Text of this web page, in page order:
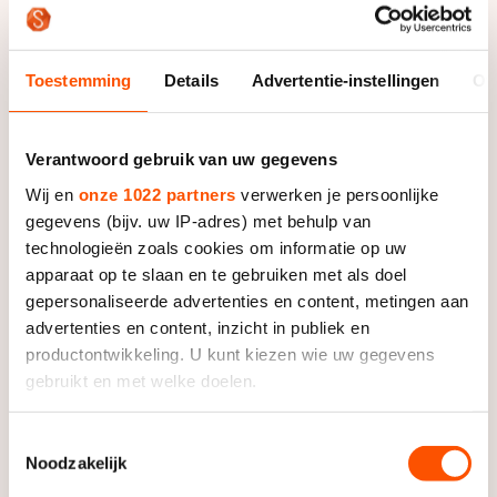
Toestemming Details Advertentie-instellingen
Verantwoord gebruik van uw gegevens
Wij en onze 1022 partners verwerken je persoonlijke
gegevens (bijv. uw IP-adres) met behulp van
technologieën zoals cookies om informatie op uw
apparaat op te slaan en te gebruiken met als doel
gepersonaliseerde advertenties en content, metingen aan
advertenties en content, inzicht in publiek en
productontwikkeling. U kunt kiezen wie uw gegevens
gebruikt en met welke doelen.
Informatie verzamelen over uw geografische locatie,
Noodzakelijk
Foto: Sander Chamid
De dag na de WK Afstanden viel Oenema thuis met
Ze liep geen ernstige blessure op. “Ik had er wel een
week lang last van”, vertelde ze. “Ik liep niet lekker,
maar ik kon nog wel trainen.”
“Mijn hele lichaam kreeg er een klap van. Daarna werd
ik nog verkouden en kreeg ik keelpijn”, zei ze. “Op de
zaterdag van de WK Afstanden had ik nog heel veel
power en 24 uur later was het weg.” Ondanks dat
wilde Oenema zich niet achter die tegenslagen
“Het zijn geen excuses. Ik wilde gewoon hard